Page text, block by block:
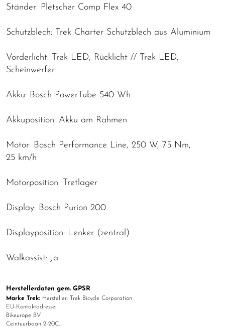
Ständer: Pletscher Comp Flex 40
Schutzblech: Trek Charter Schutzblech aus Aluminium
Vorderlicht: Trek LED, Rücklicht // Trek LED,
Scheinwerfer
Akku: Bosch PowerTube 540 Wh
Akkuposition: Akku am Rahmen
Motor: Bosch Performance Line, 250 W, 75 Nm,
25 km/h
Motorposition: Tretlager
Display: Bosch Purion 200
Displayposition: Lenker (zentral)
Walkassist: Ja
Herstellerdaten gem. GPSR
Marke Trek: Hersteller: Trek Bicycle Corporation
EU-Kontaktadresse:
Bikeurope BV
Ceintuurbaan 2-20C,